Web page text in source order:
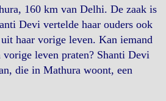
160 km van Delhi. De zaak is
Devi vertelde haar ouders ook
haar vorige leven. Kan iemand
leven praten? Shanti Devi
die in Mathura woont, een